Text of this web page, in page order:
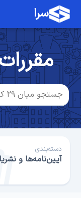
سرا
دسته‌بندی
آیین‌نامه‌ها و